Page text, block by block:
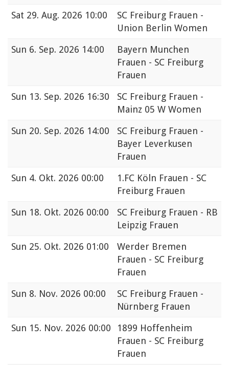
Sat 29. Aug. 2026 10:00
SC Freiburg Frauen -
Union Berlin Women
Sun 6. Sep. 2026 14:00
Bayern Munchen
Frauen - SC Freiburg
Frauen
Sun 13. Sep. 2026 16:30
SC Freiburg Frauen -
Mainz 05 W Women
Sun 20. Sep. 2026 14:00
SC Freiburg Frauen -
Bayer Leverkusen
Frauen
Sun 4. Okt. 2026 00:00
1.FC Köln Frauen - SC
Freiburg Frauen
Sun 18. Okt. 2026 00:00
SC Freiburg Frauen - RB
Leipzig Frauen
Sun 25. Okt. 2026 01:00
Werder Bremen
Frauen - SC Freiburg
Frauen
Sun 8. Nov. 2026 00:00
SC Freiburg Frauen -
Nürnberg Frauen
Sun 15. Nov. 2026 00:00
1899 Hoffenheim
Frauen - SC Freiburg
Frauen